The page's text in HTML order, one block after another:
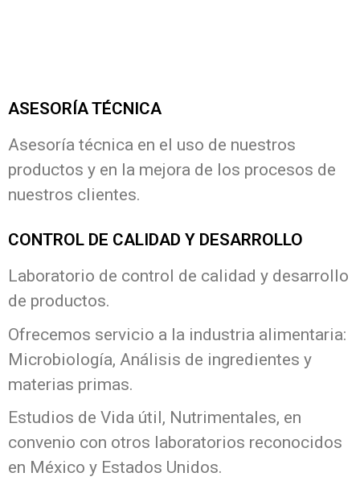
ASESORÍA TÉCNICA
Asesoría técnica en el uso de nuestros
productos y en la mejora de los procesos de
nuestros clientes.
CONTROL DE CALIDAD Y DESARROLLO
Laboratorio de control de calidad y desarrollo
de productos.
Ofrecemos servicio a la industria alimentaria:
Microbiología, Análisis de ingredientes y
materias primas.
Estudios de Vida útil, Nutrimentales, en
convenio con otros laboratorios reconocidos
en México y Estados Unidos.